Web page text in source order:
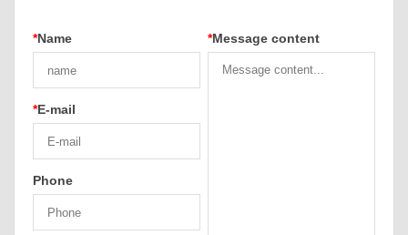
*Name
*E-mail
Phone
*Message content